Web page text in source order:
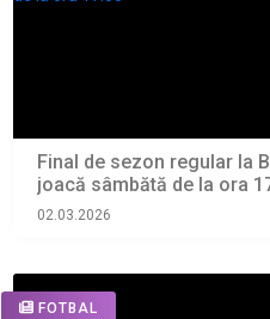
Final de sezon regular la
joacă sâmbătă de la ora
02.03.2026
FOTBAL